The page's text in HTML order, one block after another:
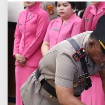
B
a
w
a
n
g
G
e
l
a